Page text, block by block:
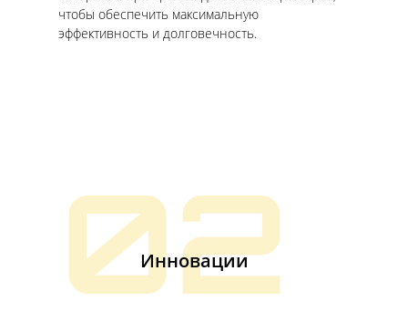
чтобы обеспечить максимальную
эффективность и долговечность.
02
Инновации